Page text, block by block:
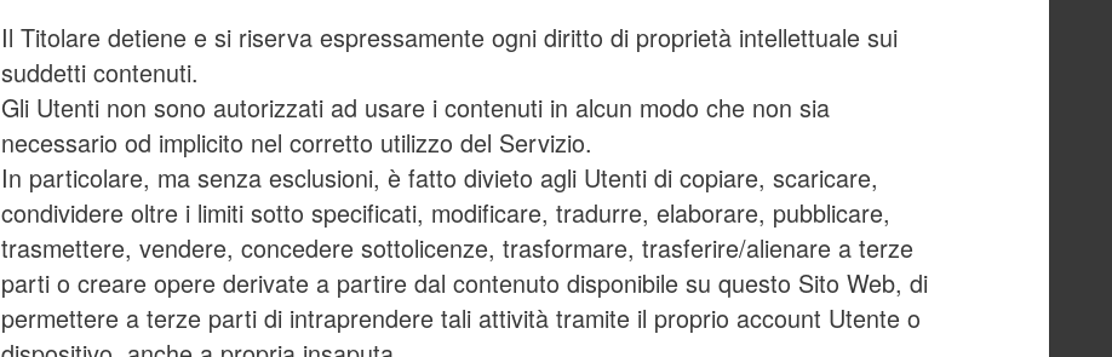
Il Titolare detiene e si riserva espressamente ogni diritto di proprietà intellettuale sui
suddetti contenuti.
Gli Utenti non sono autorizzati ad usare i contenuti in alcun modo che non sia
necessario od implicito nel corretto utilizzo del Servizio.
In particolare, ma senza esclusioni, è fatto divieto agli Utenti di copiare, scaricare,
condividere oltre i limiti sotto specificati, modificare, tradurre, elaborare, pubblicare,
trasmettere, vendere, concedere sottolicenze, trasformare, trasferire/alienare a terze
parti o creare opere derivate a partire dal contenuto disponibile su questo Sito Web, di
permettere a terze parti di intraprendere tali attività tramite il proprio account Utente o